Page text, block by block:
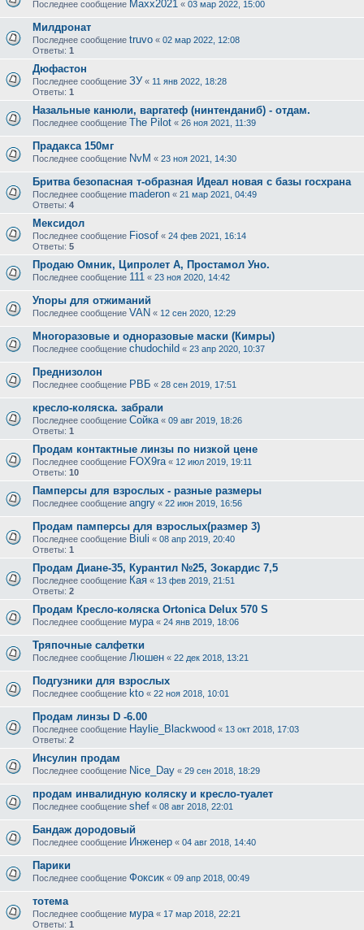
Последнее сообщение Maxx2021 « 03 мар 2022, 15:00
Милдронат
Последнее сообщение truvo « 02 мар 2022, 12:08
Ответы: 1
Дюфастон
Последнее сообщение ЗУ « 11 янв 2022, 18:28
Ответы: 1
Назальные канюли, варгатеф (нинтенданиб) - отдам.
Последнее сообщение The Pilot « 26 ноя 2021, 11:39
Прадакса 150мг
Последнее сообщение NvM « 23 ноя 2021, 14:30
Бритва безопасная т-образная Идеал новая с базы госхрана
Последнее сообщение maderon « 21 мар 2021, 04:49
Ответы: 4
Мексидол
Последнее сообщение Fiosof « 24 фев 2021, 16:14
Ответы: 5
Продаю Омник, Ципролет А, Простамол Уно.
Последнее сообщение 111 « 23 ноя 2020, 14:42
Упоры для отжиманий
Последнее сообщение VAN « 12 сен 2020, 12:29
Многоразовые и одноразовые маски (Кимры)
Последнее сообщение chudochild « 23 апр 2020, 10:37
Преднизолон
Последнее сообщение РВБ « 28 сен 2019, 17:51
кресло-коляска. забрали
Последнее сообщение Сойка « 09 авг 2019, 18:26
Ответы: 1
Продам контактные линзы по низкой цене
Последнее сообщение FOX9ra « 12 июл 2019, 19:11
Ответы: 10
Памперсы для взрослых - разные размеры
Последнее сообщение angry « 22 июн 2019, 16:56
Продам памперсы для взрослых(размер 3)
Последнее сообщение Biuli « 08 апр 2019, 20:40
Ответы: 1
Продам Диане-35, Курантил №25, Зокардис 7,5
Последнее сообщение Кая « 13 фев 2019, 21:51
Ответы: 2
Продам Кресло-коляска Ortonica Delux 570 S
Последнее сообщение мура « 24 янв 2019, 18:06
Тряпочные салфетки
Последнее сообщение Люшен « 22 дек 2018, 13:21
Подгузники для взрослых
Последнее сообщение kto « 22 ноя 2018, 10:01
Продам линзы D -6.00
Последнее сообщение Haylie_Blackwood « 13 окт 2018, 17:03
Ответы: 2
Инсулин продам
Последнее сообщение Nice_Day « 29 сен 2018, 18:29
продам инвалидную коляску и кресло-туалет
Последнее сообщение shef « 08 авг 2018, 22:01
Бандаж дородовый
Последнее сообщение Инженер « 04 авг 2018, 14:40
Парики
Последнее сообщение Фоксик « 09 апр 2018, 00:49
тотема
Последнее сообщение мура « 17 мар 2018, 22:21
Ответы: 1